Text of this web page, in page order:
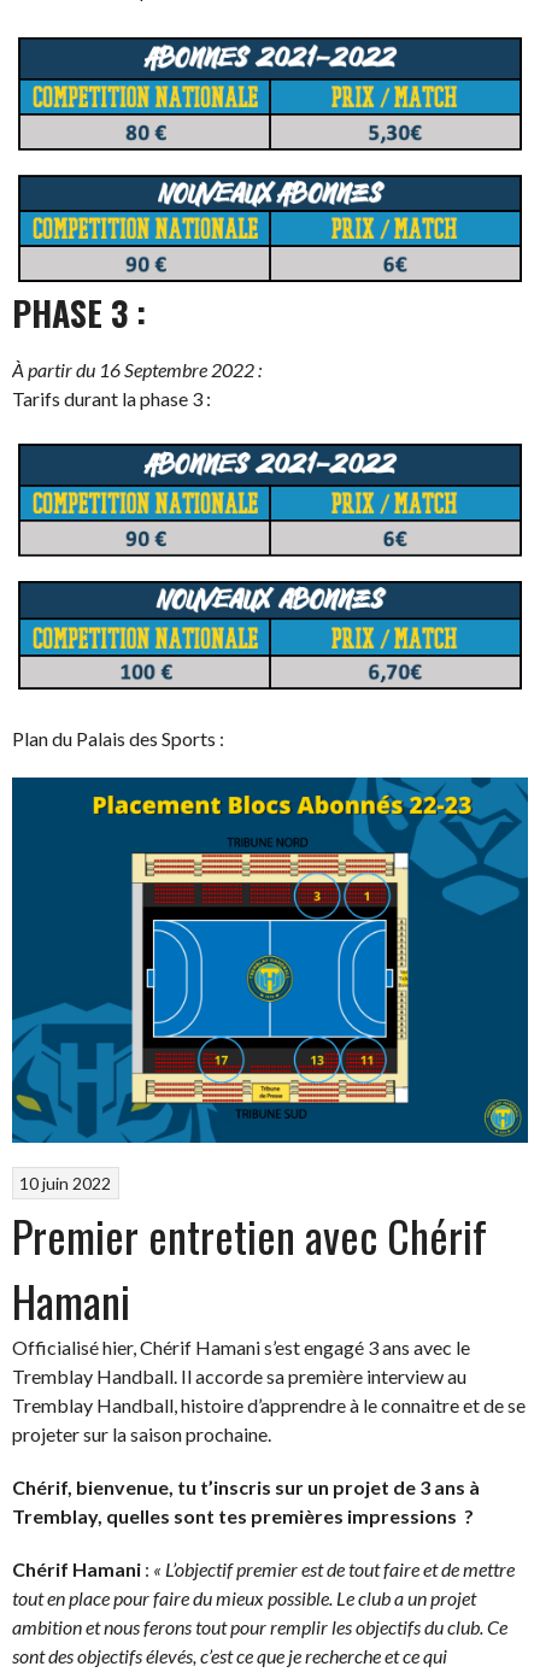
PHASE 3 :
À partir du 16 Septembre 2022 :
Tarifs durant la phase 3 :
Plan du Palais des Sports :
10 juin 2022
Premier entretien avec Chérif
Hamani
Officialisé hier, Chérif Hamani s’est engagé 3 ans avec le
Tremblay Handball. Il accorde sa première interview au
Tremblay Handball, histoire d’apprendre à le connaitre et de se
projeter sur la saison prochaine.
Chérif, bienvenue, tu t’inscris sur un projet de 3 ans à
Tremblay, quelles sont tes premières impressions ?
Chérif Hamani : « L’objectif premier est de tout faire et de mettre
tout en place pour faire du mieux possible. Le club a un projet
ambition et nous ferons tout pour remplir les objectifs du club. Ce
sont des objectifs élevés, c’est ce que je recherche et ce qui